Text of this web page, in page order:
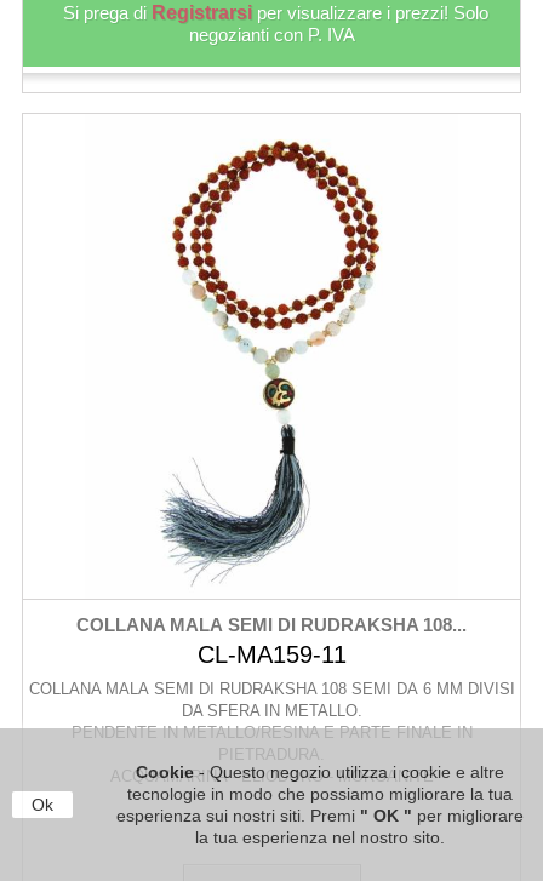
Ok
Cookie- Questo negozio utilizza i cookie e altre
tecnologie in modo che possiamo migliorare la tua
esperienza sui nostri siti. Premi " OK " per migliorare
la tua esperienza nel nostro sito.
Si prega di Registrarsi per visualizzare i prezzi! Solo
negozianti con P. IVA
COLLANA MALA SEMI DI RUDRAKSHA 108...
CL-MA159-11
COLLANA MALA SEMI DI RUDRAKSHA 108 SEMI DA 6 MM DIVISI
DA SFERA IN METALLO.
PENDENTE IN METALLO/RESINA E PARTE FINALE IN
PIETRADURA.
ACQUAMARINA - ELIODORO - MORGANITE